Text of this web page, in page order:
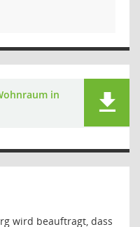
in
wird beauftragt, dass